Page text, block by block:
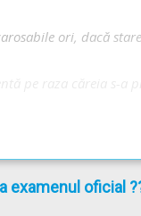
ori, dacă
facultativă de
oficial